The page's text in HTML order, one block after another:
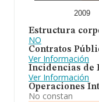
2009
Estructura
NO
Contratos
Ver Información
Incidencias de
Ver Información
Operaciones
No constan